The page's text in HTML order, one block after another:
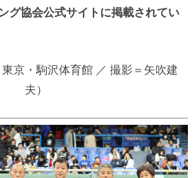
グ協会公式サイトに掲載されてい
東京・駒沢体育館 ／ 撮影＝矢吹建
夫）